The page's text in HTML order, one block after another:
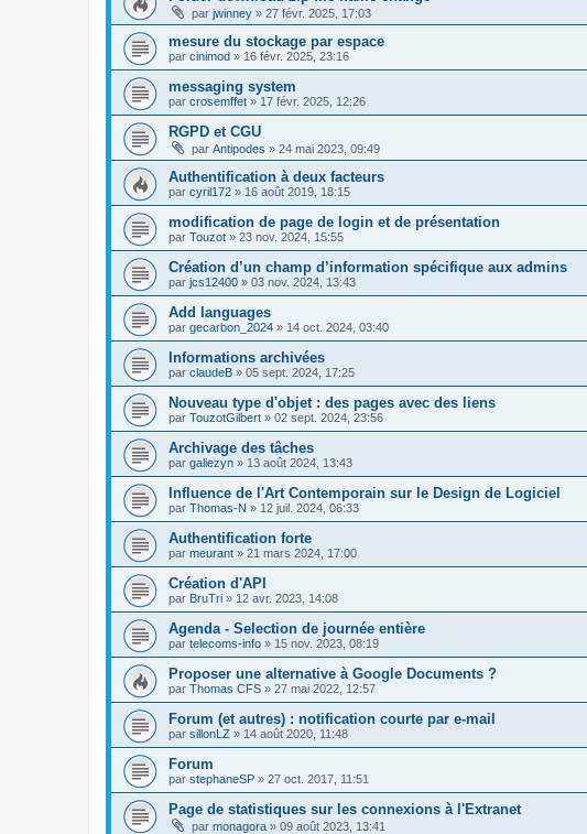
par jwinney » 27 févr. 2025, 17:03
mesure du stockage par espace
par cinimod » 16 févr. 2025, 23:16
messaging system
par crosemffet » 17 févr. 2025, 12:26
RGPD et CGU
par Antipodes » 24 mai 2023, 09:49
Authentification à deux facteurs
par cyril172 » 16 août 2019, 18:15
modification de page de login et de présentation
par Touzot » 23 nov. 2024, 15:55
Création d’un champ d’information spécifique aux admins
par jcs12400 » 03 nov. 2024, 13:43
Add languages
par gecarbon_2024 » 14 oct. 2024, 03:40
Informations archivées
par claudeB » 05 sept. 2024, 17:25
Nouveau type d'objet : des pages avec des liens
par TouzotGilbert » 02 sept. 2024, 23:56
Archivage des tâches
par galiezyn » 13 août 2024, 13:43
Influence de l'Art Contemporain sur le Design de Logiciel
par Thomas-N » 12 juil. 2024, 06:33
Authentification forte
par meurant » 21 mars 2024, 17:00
Création d'API
par BruTri » 12 avr. 2023, 14:08
Agenda - Selection de journée entière
par telecoms-info » 15 nov. 2023, 08:19
Proposer une alternative à Google Documents ?
par Thomas CFS » 27 mai 2022, 12:57
Forum (et autres) : notification courte par e-mail
par sillonLZ » 14 août 2020, 11:48
Forum
par stephaneSP » 27 oct. 2017, 11:51
Page de statistiques sur les connexions à l'Extranet
par monagora » 09 août 2023, 13:41